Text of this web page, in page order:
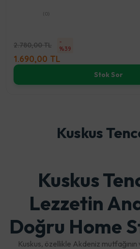
(0)
2.780,00 TL
-
%39
1.690,00 TL
Stok Sor
Kuskus
Kuskus
Lezzetin
Doğru Home
Kuskus, özellikle Akdeniz